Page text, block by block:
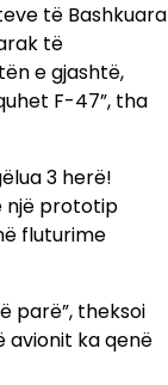
të Bashkuara
të
e gjashtë,
F-47”, tha
3 herë!
një prototip
fluturime
parë”, theksoi
avionit ka qenë